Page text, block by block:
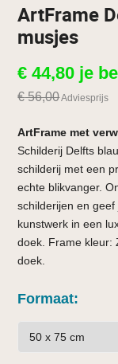
ArtFrame
musjes
€ 44,80 je
€56,00Adviesprijs
ArtFrame met
Schilderij Delfts
schilderij met een
echte blikvanger.
schilderijen en
kunstwerk in een
doek. Frame kleur:
doek.
Formaat